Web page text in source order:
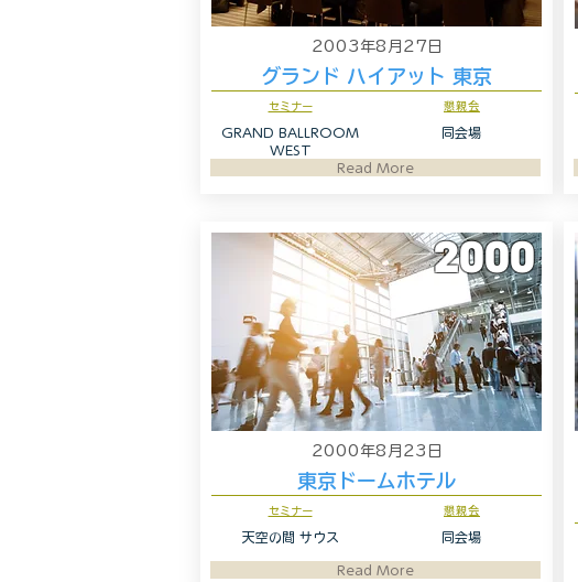
2003年8月27日
グランド ハイアット 東京
セミナー
GRAND BALLROOM
WEST
懇親会
同会場
Read More
2000
2000年8月23日
東京ドームホテル
セミナー
天空の間 サウス
懇親会
同会場
Read More